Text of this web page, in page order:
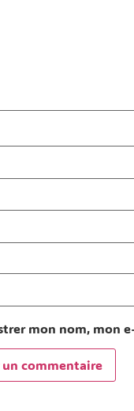
mon nom, mon